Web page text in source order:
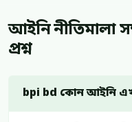
আইনি নীতিমালা
প্রশ্ন
bpi bd কোন আইনি